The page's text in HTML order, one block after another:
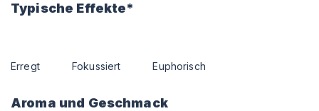
Typische Effekte*
Erregt Fokussiert Euphorisch
Aroma und Geschmack